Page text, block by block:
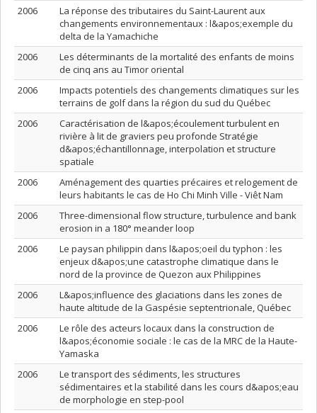
2006
La réponse des tributaires du Saint-Laurent aux
changements environnementaux : l&apos;exemple du
delta de la Yamachiche
2006
Les déterminants de la mortalité des enfants de moins
de cinq ans au Timor oriental
2006
Impacts potentiels des changements climatiques sur les
terrains de golf dans la région du sud du Québec
2006
Caractérisation de l&apos;écoulement turbulent en
rivière à lit de graviers peu profonde Stratégie
d&apos;échantillonnage, interpolation et structure
spatiale
2006
Aménagement des quarties précaires et relogement de
leurs habitants le cas de Ho Chi Minh Ville - Viêt Nam
2006
Three-dimensional flow structure, turbulence and bank
erosion in a 180° meander loop
2006
Le paysan philippin dans l&apos;oeil du typhon : les
enjeux d&apos;une catastrophe climatique dans le
nord de la province de Quezon aux Philippines
2006
L&apos;influence des glaciations dans les zones de
haute altitude de la Gaspésie septentrionale, Québec
2006
Le rôle des acteurs locaux dans la construction de
l&apos;économie sociale : le cas de la MRC de la Haute-
Yamaska
2006
Le transport des sédiments, les structures
sédimentaires et la stabilité dans les cours d&apos;eau
de morphologie en step-pool